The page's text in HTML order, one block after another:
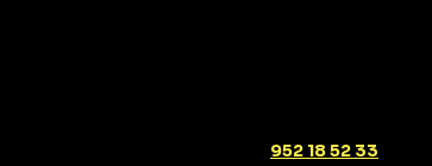
952 18 52 33